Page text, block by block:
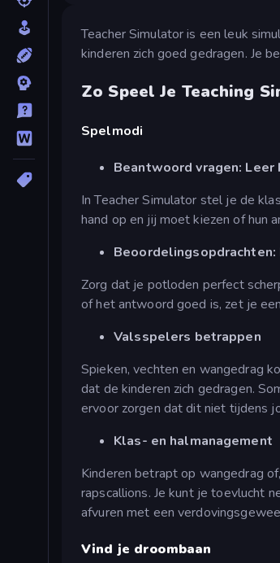
Teacher Simulator is een leuk
kinderen zich goed gedragen. Je
Zo Speel Je Teaching
Spelmodi
Beantwoord vragen:
In Teacher Simulator stel je de
hand op en jij moet kiezen of hun
Zorg dat je potloden perfect
of het antwoord goed is, zet je
Valsspelers betrappen
Spieken, vechten en wangedrag
dat de kinderen zich gedragen.
ervoor zorgen dat dit niet tijdens
Klas- en halmanagement
Kinderen betrapt op wangedrag
rapscallions. Je kunt je toevlucht
afvuren met een
Vind je droombaan